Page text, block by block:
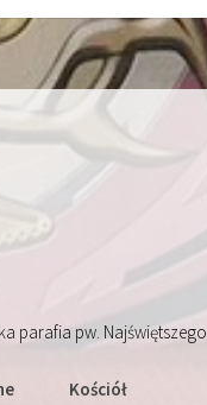
parafia pw. Najświętszego
Kościół